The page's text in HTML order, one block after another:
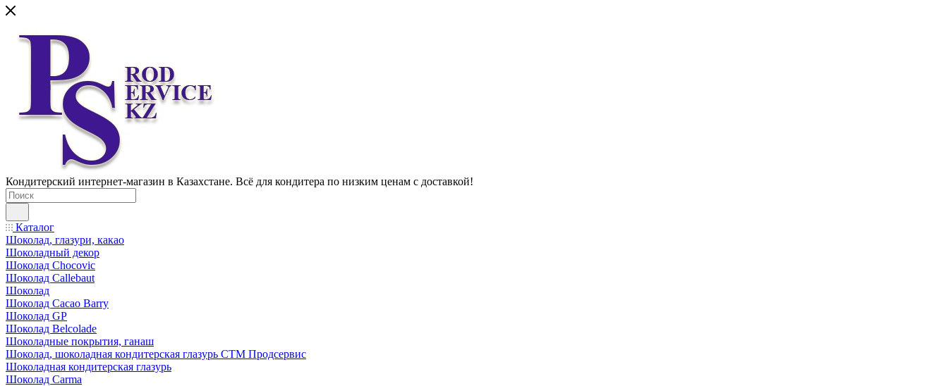
Кондитерский интернет-магазин в Казахстане. Всё для кондитера по низким ценам с доставкой!
Каталог
Шоколад, глазури, какао
Шоколадный декор
Шоколад Chocovic
Шоколад Callebaut
Шоколад
Шоколад Cacao Barry
Шоколад GP
Шоколад Belcolade
Шоколадные покрытия, ганаш
Шоколад, шоколадная кондитерская глазурь СТМ Продсервис
Шоколадная кондитерская глазурь
Шоколад Carma